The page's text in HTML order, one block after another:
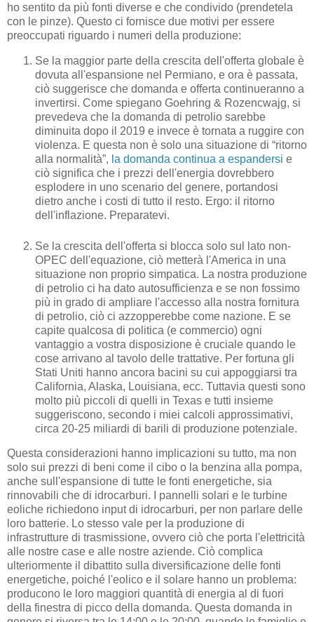
ho sentito da più fonti diverse e che condivido (prendetela
con le pinze). Questo ci fornisce due motivi per essere
preoccupati riguardo i numeri della produzione:
Se la maggior parte della crescita dell'offerta globale è
dovuta all'espansione nel Permiano, e ora è passata,
ciò suggerisce che domanda e offerta continueranno a
invertirsi. Come spiegano Goehring & Rozencwajg, si
prevedeva che la domanda di petrolio sarebbe
diminuita dopo il 2019 e invece è tornata a ruggire con
violenza. E questa non è solo una situazione di “ritorno
alla normalità”, la domanda continua a espandersi e
ciò significa che i prezzi dell'energia dovrebbero
esplodere in uno scenario del genere, portandosi
dietro anche i costi di tutto il resto. Ergo: il ritorno
dell'inflazione. Preparatevi.
Se la crescita dell'offerta si blocca solo sul lato non-
OPEC dell'equazione, ciò metterà l'America in una
situazione non proprio simpatica. La nostra produzione
di petrolio ci ha dato autosufficienza e se non fossimo
più in grado di ampliare l'accesso alla nostra fornitura
di petrolio, ciò ci azzopperebbe come nazione. E se
capite qualcosa di politica (e commercio) ogni
vantaggio a vostra disposizione è cruciale quando le
cose arrivano al tavolo delle trattative. Per fortuna gli
Stati Uniti hanno ancora bacini su cui appoggiarsi tra
California, Alaska, Louisiana, ecc. Tuttavia questi sono
molto più piccoli di quelli in Texas e tutti insieme
suggeriscono, secondo i miei calcoli approssimativi,
circa 20-25 miliardi di barili di produzione potenziale.
Questa considerazioni hanno implicazioni su tutto, ma non
solo sui prezzi di beni come il cibo o la benzina alla pompa,
anche sull'espansione di tutte le fonti energetiche, sia
rinnovabili che di idrocarburi. I pannelli solari e le turbine
eoliche richiedono input di idrocarburi, per non parlare delle
loro batterie. Lo stesso vale per la produzione di
infrastrutture di trasmissione, ovvero ciò che porta l'elettricità
alle nostre case e alle nostre aziende. Ciò complica
ulteriormente il dibattito sulla diversificazione delle fonti
energetiche, poiché l'eolico e il solare hanno un problema:
producono le loro maggiori quantità di energia al di fuori
della finestra di picco della domanda. Questa domanda in